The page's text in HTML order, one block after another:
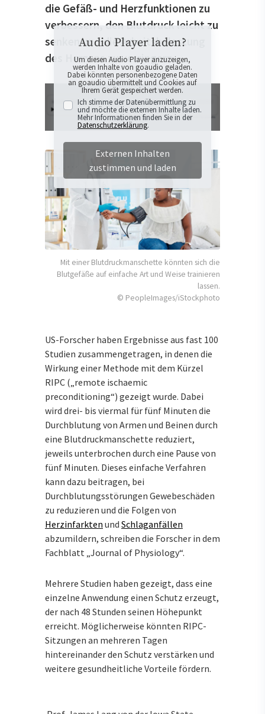
die Gefäß- und Herzfunktionen zu
verbessern, den Blutdruck leicht zu
senken und die Arbeitsbelastung
des Herzens zu verringern.
Audio Player laden?
Um diesen Audio Player anzuzeigen,
werden Inhalte von goaudio geladen.
Dabei könnten personenbezogene Daten
an goaudio übermittelt und Cookies auf
Ihrem Gerät gespeichert werden.
Ich stimme der Datenübermittlung zu
und möchte die externen Inhalte laden.
Mehr Informationen finden Sie in der
Datenschutzerklärung.
Externen Inhalten
zustimmen und laden
Mit einer Blutdruckmanschette könnten sich die
Blutgefäße auf einfache Art und Weise trainieren
lassen.
© PeopleImages/iStockphoto
US-Forscher haben Ergebnisse aus fast 100
Studien zusammengetragen, in denen die
Wirkung einer Methode mit dem Kürzel
RIPC („remote ischaemic
preconditioning“) gezeigt wurde. Dabei
wird drei- bis viermal für fünf Minuten die
Durchblutung von Armen und Beinen durch
eine Blutdruckmanschette reduziert,
jeweils unterbrochen durch eine Pause von
fünf Minuten. Dieses einfache Verfahren
kann dazu beitragen, bei
Durchblutungsstörungen Gewebeschäden
zu reduzieren und die Folgen von
Herzinfarkten und Schlaganfällen
abzumildern, schreiben die Forscher in dem
Fachblatt „Journal of Physiology“.
Mehrere Studien haben gezeigt, dass eine
einzelne Anwendung einen Schutz erzeugt,
der nach 48 Stunden seinen Höhepunkt
erreicht. Möglicherweise könnten RIPC-
Sitzungen an mehreren Tagen
hintereinander den Schutz verstärken und
weitere gesundheitliche Vorteile fördern.